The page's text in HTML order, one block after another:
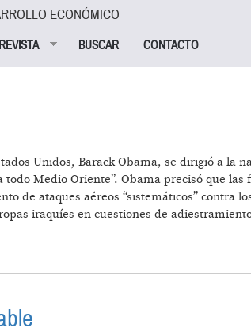
ECONÓMICO
REVISTA BUSCAR CONTACTO
Unidos, Barack Obama, se dirigió a la
Medio Oriente”. Obama precisó que las
de ataques aéreos “sistemáticos” contra
iraquíes en cuestiones de